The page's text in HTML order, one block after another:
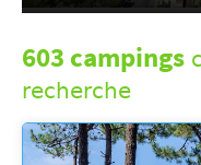
603 campings
recherche